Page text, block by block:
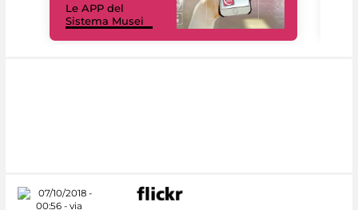
Le APP del
Sistema Musei